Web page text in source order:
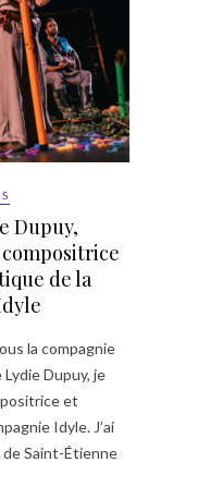
Dupuy,
de la
la compagnie
Lydie Dupuy, je
et
Idyle. J’ai
Saint-Étienne